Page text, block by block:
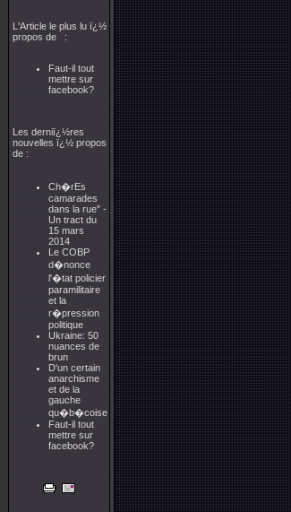
L'Article le plus lu ï¿½
propos de :
Faut-il tout
mettre sur
facebook?
Les derniï¿½res
nouvelles ï¿½ propos
de :
Ch�rEs
camarades
dans la rue" -
Un tract du
15 mars
2014
Le COBP
d�nonce
l'�tat policier
paramilitaire
et la
r�pression
politique
Ukraine: 50
nuances de
brun
D'un certain
anarchisme
et de la
gauche
qu�b�coise
Faut-il tout
mettre sur
facebook?